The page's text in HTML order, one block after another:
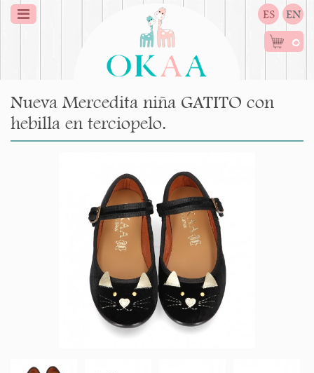
ES EN
0
Nueva Mercedita niña GATITO con
hebilla en terciopelo.